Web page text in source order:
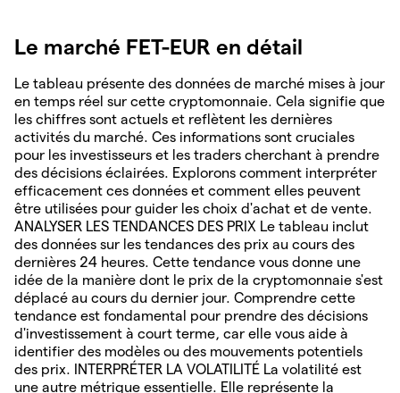
Le marché FET-EUR en détail
Le tableau présente des données de marché mises à jour
en temps réel sur cette cryptomonnaie. Cela signifie que
les chiffres sont actuels et reflètent les dernières
activités du marché. Ces informations sont cruciales
pour les investisseurs et les traders cherchant à prendre
des décisions éclairées. Explorons comment interpréter
efficacement ces données et comment elles peuvent
être utilisées pour guider les choix d'achat et de vente.
ANALYSER LES TENDANCES DES PRIX Le tableau inclut
des données sur les tendances des prix au cours des
dernières 24 heures. Cette tendance vous donne une
idée de la manière dont le prix de la cryptomonnaie s'est
déplacé au cours du dernier jour. Comprendre cette
tendance est fondamental pour prendre des décisions
d'investissement à court terme, car elle vous aide à
identifier des modèles ou des mouvements potentiels
des prix. INTERPRÉTER LA VOLATILITÉ La volatilité est
une autre métrique essentielle. Elle représente la